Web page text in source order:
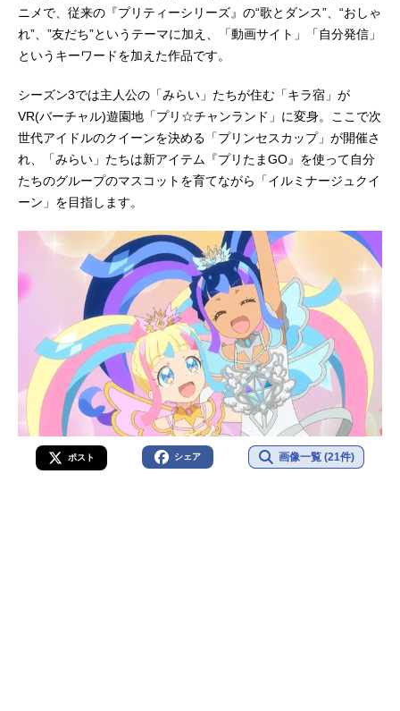
ニメで、従来の『プリティーシリーズ』の“歌とダンス”、“おしゃ
れ”、”友だち”というテーマに加え、「動画サイト」「自分発信」
というキーワードを加えた作品です。
シーズン3では主人公の「みらい」たちが住む「キラ宿」が
VR(バーチャル)遊園地「プリ☆チャンランド」に変身。ここで次
世代アイドルのクイーンを決める「プリンセスカップ」が開催さ
れ、「みらい」たちは新アイテム『プリたまGO』を使って自分
たちのグループのマスコットを育てながら「イルミナージュクイ
ーン」を目指します。
ポスト シェア 画像一覧 (21件)